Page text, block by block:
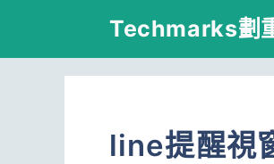
Techmarks劃
line提醒視